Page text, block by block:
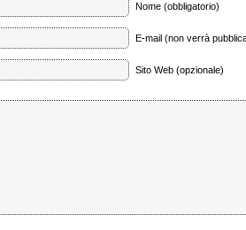
Nome (obbligatorio)
E-mail (non verrà
Sito Web (opzionale)